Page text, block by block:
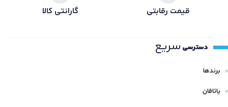
قیمت رقابتی گارانتی کالا
دسترسی سریع
برندها
یاتاقان